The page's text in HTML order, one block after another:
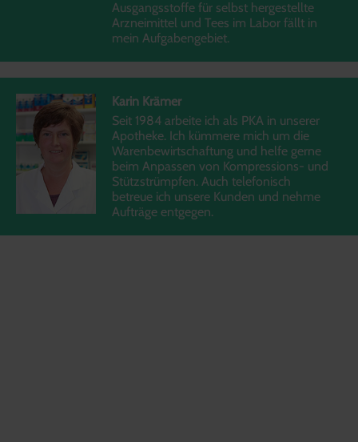
Ausgangsstoffe für selbst hergestellte
Arzneimittel und Tees im Labor fällt in
mein Aufgabengebiet.
Karin Krämer
Seit 1984 arbeite ich als PKA in unserer
Apotheke. Ich kümmere mich um die
Warenbewirtschaftung und helfe gerne
beim Anpassen von Kompressions- und
Stützstrümpfen. Auch telefonisch
betreue ich unsere Kunden und nehme
Aufträge entgegen.